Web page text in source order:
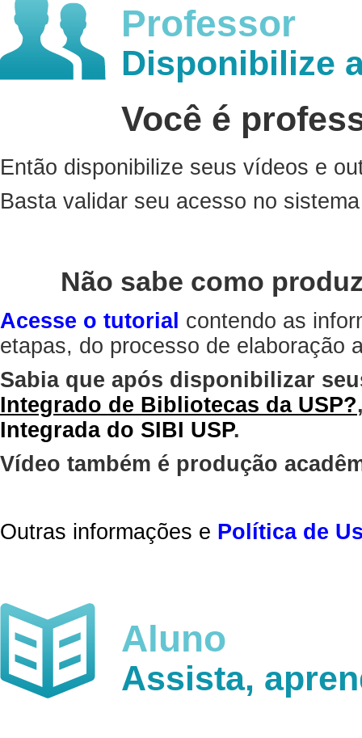
Professor
Disponibilize
Você é
Então disponibilize seus vídeos e
Basta validar seu acesso no
Não sabe como
Acesse o tutorial contendo as
etapas, do processo de elaboração
Sabia que após disponibilizar
Integrado de Bibliotecas da USP?
Integrada do SIBI USP.
Vídeo também é produção
Outras informações e Política de
Aluno
Assista,